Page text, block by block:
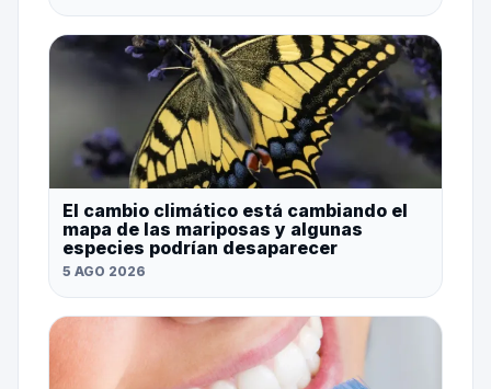
El cambio climático está cambiando el
mapa de las mariposas y algunas
especies podrían desaparecer
5 AGO 2026